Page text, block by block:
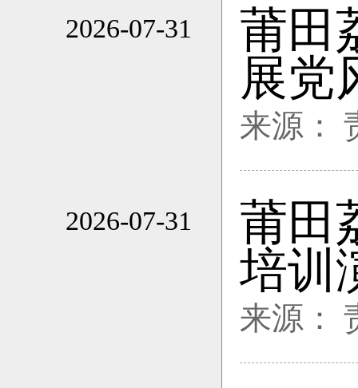
2026-07-31
莆田
展党
来源：
2026-07-31
莆田
培训
来源：